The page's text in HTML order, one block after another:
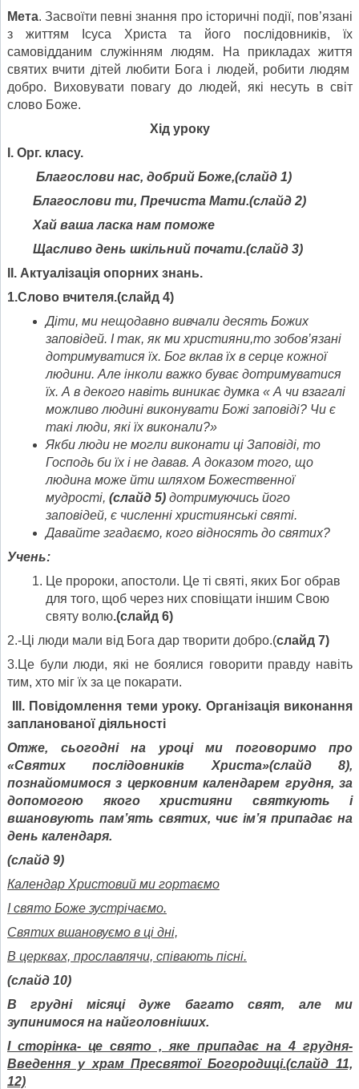
Мета. Засвоїти певні знання про історичні події, пов’язані
з життям Ісуса Христа та його послідовників, їх
самовідданим служінням людям. На прикладах життя
святих вчити дітей любити Бога і людей, робити людям
добро. Виховувати повагу до людей, які несуть в світ
слово Боже.
Хід уроку
І. Орг. класу.
Благослови нас, добрий Боже,(слайд 1)
Благослови ти, Пречиста Мати.(слайд 2)
Хай ваша ласка нам поможе
Щасливо день шкільний почати.(слайд 3)
ІІ. Актуалізація опорних знань.
1.Слово вчителя.(слайд 4)
Діти, ми нещодавно вивчали десять Божих
заповідей. І так, як ми християни,то зобов’язані
дотримуватися їх. Бог вклав їх в серце кожної
людини. Але інколи важко буває дотримуватися
їх. А в декого навіть виникає думка « А чи взагалі
можливо людині виконувати Божі заповіді? Чи є
такі люди, які їх виконали?»
Якби люди не могли виконати ці Заповіді, то
Господь би їх і не давав. А доказом того, що
людина може йти шляхом Божественної
мудрості, (слайд 5) дотримуючись його
заповідей, є численні християнські святі.
Давайте згадаємо, кого відносять до святих?
Учень:
Це пророки, апостоли. Це ті святі, яких Бог обрав
для того, щоб через них сповіщати іншим Свою
святу волю.(слайд 6)
2.-Ці люди мали від Бога дар творити добро.(слайд 7)
3.Це були люди, які не боялися говорити правду навіть
тим, хто міг їх за це покарати.
ІІІ. Повідомлення теми уроку. Організація виконання
запланованої діяльності
Отже, сьогодні на уроці ми поговоримо про
«Святих послідовників Христа»(слайд 8),
познайомимося з церковним календарем грудня, за
допомогою якого християни святкують і
вшановують пам’ять святих, чиє ім’я припадає на
день календаря.
(слайд 9)
Календар Христовий ми гортаємо
І свято Боже зустрічаємо.
Святих вшановуємо в ці дні,
В церквах, прославлячи, співають пісні.
(слайд 10)
В грудні місяці дуже багато свят, але ми
зупинимося на найголовніших.
І сторінка- це свято , яке припадає на 4 грудня-
Введення у храм Пресвятої Богородиці.(слайд 11,
12)